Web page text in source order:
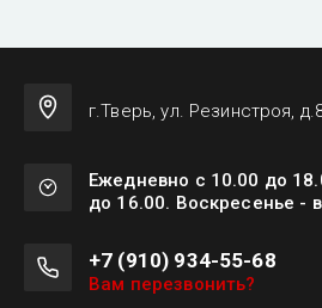
г.Тверь, ул. Резинстроя,
Ежедневно с 10.00 до
до 16.00. Воскресенье -
+7 (910) 934-55-68
Вам перезвонить?